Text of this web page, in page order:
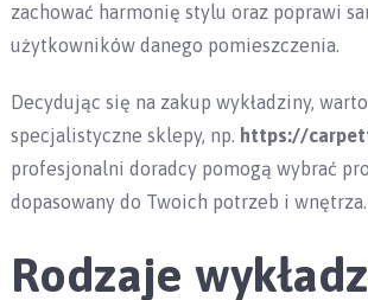
zachować harmonię stylu oraz poprawi
użytkowników danego pomieszczenia.
Decydując się na zakup wykładziny,
specjalistyczne sklepy, np. https://
profesjonalni doradcy pomogą wybrać
dopasowany do Twoich potrzeb i wnętrza.
Rodzaje